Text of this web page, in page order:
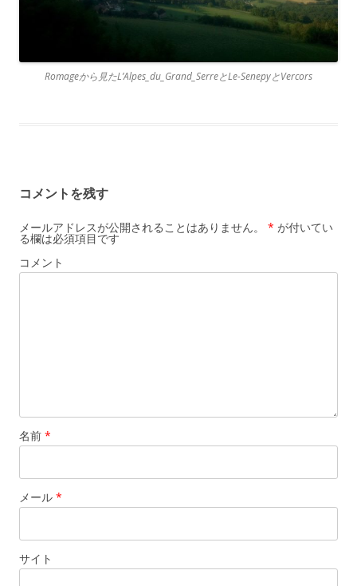
Romageから見たL’Alpes_du_Grand_SerreとLe-SenepyとVercors
コメントを残す
メールアドレスが公開されることはありません。 * が付いてい
る欄は必須項目です
コメント
名前 *
メール *
サイト